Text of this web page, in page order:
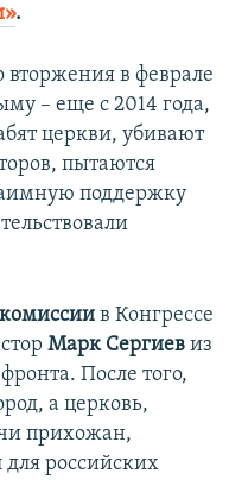
.
в феврале
– еще с 2014 года,
церкви, убивают
пытаются
поддержку
в Конгрессе
Марк Сергиев из
После того,
а церковь,
прихожан,
российских